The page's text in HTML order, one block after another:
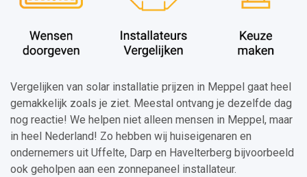
Vergelijken van solar installatie prijzen in Meppel gaat heel
gemakkelijk zoals je ziet. Meestal ontvang je dezelfde dag
nog reactie! We helpen niet alleen mensen in Meppel, maar
in heel Nederland! Zo hebben wij huiseigenaren en
ondernemers uit Uffelte, Darp en Havelterberg bijvoorbeeld
ook geholpen aan een zonnepaneel installateur.